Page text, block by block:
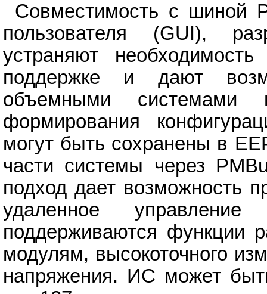
Совместимость с шиной
пользователя (GUI),
устраняют
поддержке и дают
объемными
формирования
могут быть сохранены в
части системы через
подход дает возможность
удаленное
поддерживаются функции
модулям, высокоточного
напряжения. ИС может